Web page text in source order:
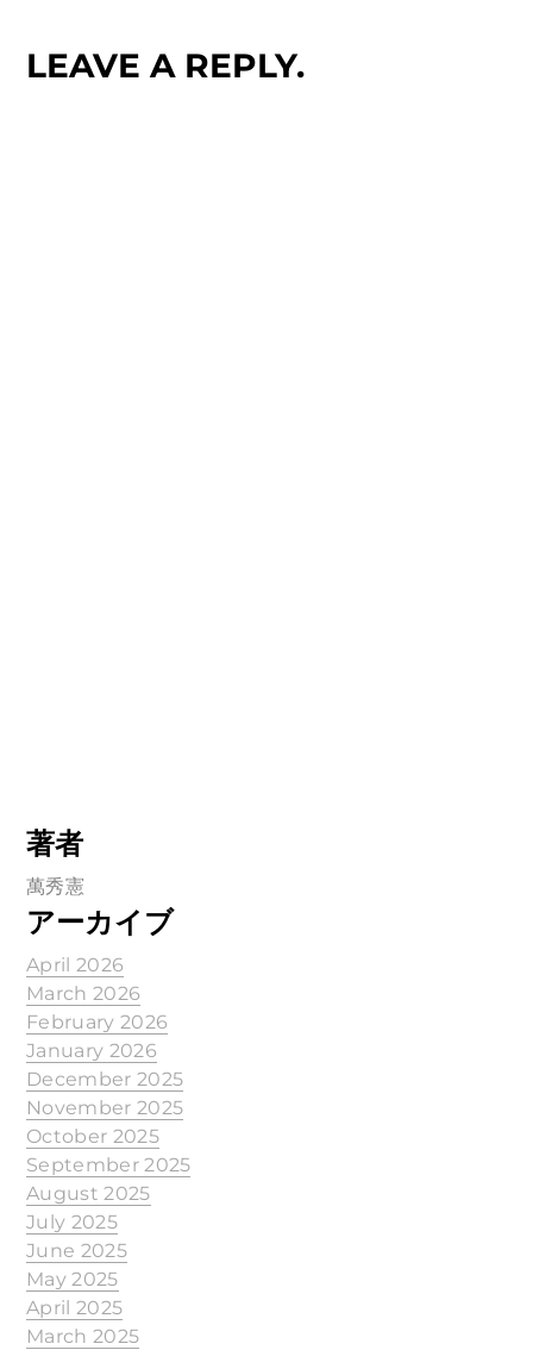
LEAVE A REPLY.
著者
萬秀憲
アーカイブ
April 2026
March 2026
February 2026
January 2026
December 2025
November 2025
October 2025
September 2025
August 2025
July 2025
June 2025
May 2025
April 2025
March 2025